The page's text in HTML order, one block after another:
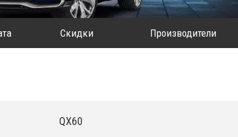
Скидки Производители
QX60